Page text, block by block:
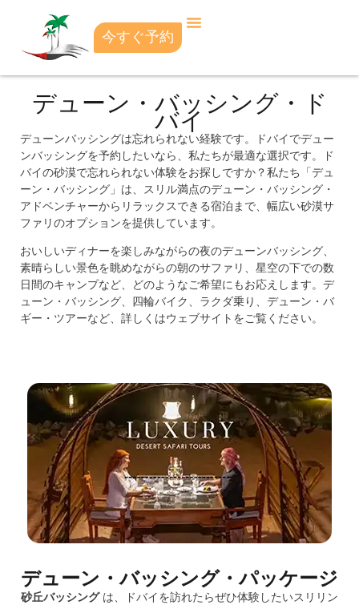
今すぐ予約
デューン・バッシング・ド
バイ
デューンバッシングは忘れられない経験です。ドバイでデュー
ンバッシングを予約したいなら、私たちが最適な選択です。ド
バイの砂漠で忘れられない体験をお探しですか？私たち「デュ
ーン・バッシング」は、スリル満点のデューン・バッシング・
アドベンチャーからリラックスできる宿泊まで、幅広い砂漠サ
ファリのオプションを提供しています。
おいしいディナーを楽しみながらの夜のデューンバッシング、
素晴らしい景色を眺めながらの朝のサファリ、星空の下での数
日間のキャンプなど、どのようなご希望にもお応えします。デ
ューン・バッシング、四輪バイク、ラクダ乗り、デューン・バ
ギー・ツアーなど、詳しくはウェブサイトをご覧ください。
デューン・バッシング・パッケージ
砂丘バッシングは、ドバイを訪れたらぜひ体験したいスリリン